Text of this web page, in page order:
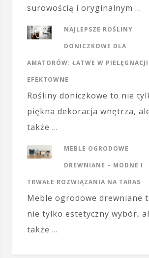
surowością i oryginalnym …
NAJLEPSZE ROŚLINY
DONICZKOWE DLA
AMATORÓW: ŁATWE W
EFEKTOWNE
Rośliny doniczkowe to nie
piękna dekoracja wnętrza,
także …
MEBLE OGRODOWE
DREWNIANE – MODNE I
TRWAŁE ROZWIĄZANIA NA TARAS
Meble ogrodowe drewniane
nie tylko estetyczny wybór,
także …